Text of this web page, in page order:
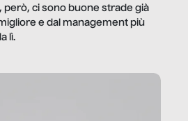
però, ci sono buone strade già
e dal management più
lì.